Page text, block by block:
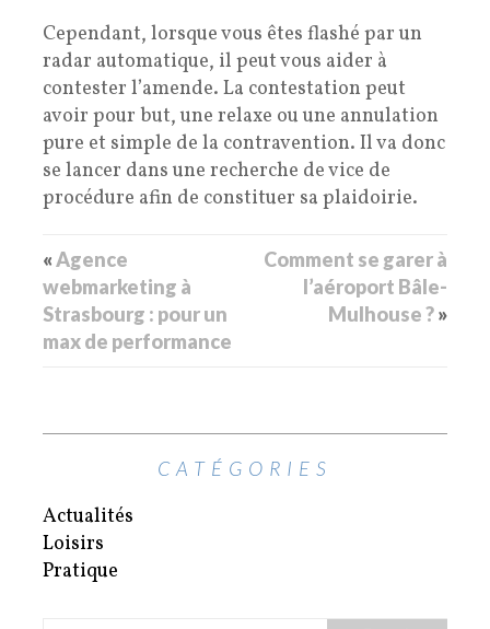
Cependant, lorsque vous êtes flashé par un
radar automatique, il peut vous aider à
contester l’amende. La contestation peut
avoir pour but, une relaxe ou une annulation
pure et simple de la contravention. Il va donc
se lancer dans une recherche de vice de
procédure afin de constituer sa plaidoirie.
«Agence
webmarketing à
Strasbourg : pour un
max de performance
Comment se garer à
l’aéroport Bâle-
Mulhouse ?»
CATÉGORIES
Actualités
Loisirs
Pratique